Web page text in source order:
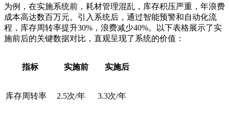
为例，在实施系统前，耗材管理混乱，库存积压严重，年浪费
成本高达数百万元。引入系统后，通过智能预警和自动化流
程，库存周转率提升30%，浪费减少40%。以下表格展示了实
施前后的关键数据对比，直观呈现了系统的价值：
指标 实施前 实施后
库存周转率 2.5次/年 3.3次/年